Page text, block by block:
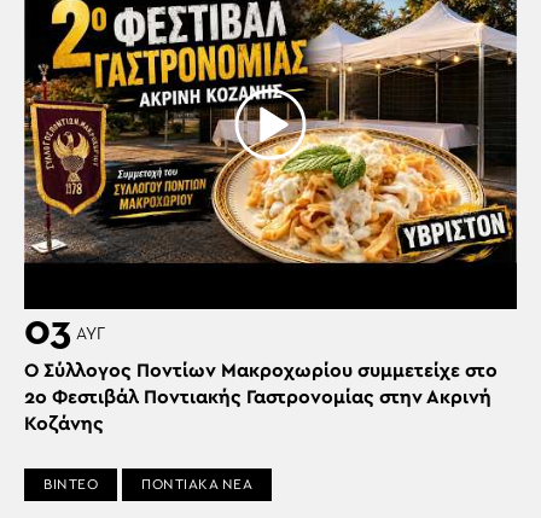
03 ΑΥΓ
Ο Σύλλογος Ποντίων Μακροχωρίου συμμετείχε στο
2ο Φεστιβάλ Ποντιακής Γαστρονομίας στην Ακρινή
Κοζάνης
ΒΙΝΤΕΟ ΠΟΝΤΙΑΚΑ ΝΕΑ